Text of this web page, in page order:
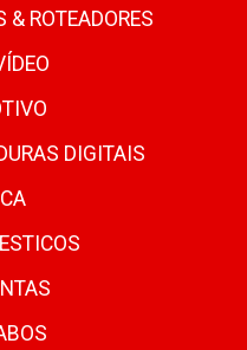
ROTEADORES
DIGITAIS